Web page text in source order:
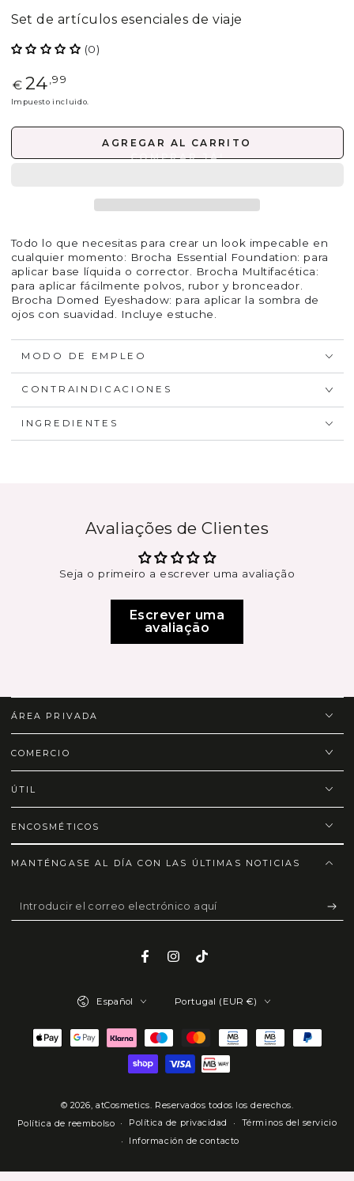
Set de artículos esenciales de viaje
(0)
Precio
regular
€ 24 ,99
Impuesto incluido.
AGREGAR AL CARRITO
Todo lo que necesitas para crear un look impecable en
cualquier momento: Brocha Essential Foundation: para
aplicar base líquida o corrector. Brocha Multifacética:
para aplicar fácilmente polvos, rubor y bronceador.
Brocha Domed Eyeshadow: para aplicar la sombra de
ojos con suavidad. Incluye estuche.
MODO DE EMPLEO
CONTRAINDICACIONES
INGREDIENTES
Avaliações de Clientes
Seja o primeiro a escrever uma avaliação
Escrever uma
avaliação
ÁREA PRIVADA
COMERCIO
ÚTIL
ENCOSMÉTICOS
MANTÉNGASE AL DÍA CON LAS ÚLTIMAS NOTICIAS
Introducir
el
Facebook
Instagram
TikTok
© 2026,atCosmetics. Reservados todos los derechos.
Política de reembolso
Política de privacidad
Términos del servicio
Información de contacto
Español Portugal (EUR €)
Métodos